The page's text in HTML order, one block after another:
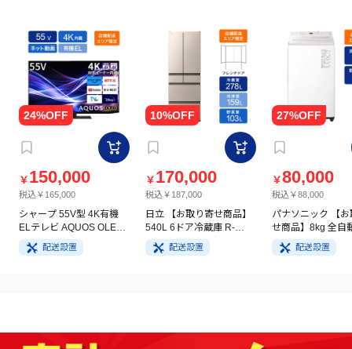
￥ 150,000
税込￥165,000
シャープ 55V型 4K有機
ELテレビ AQUOS OLED
4T-C55GQ3
配送設置
￥ 170,000
税込￥187,000
日立 【お取り寄せ商品】
540L 6ドア冷蔵庫 R-
HW54V(N) ライトゴール
ド
配送設置
￥80,000
税込￥88,000
パナソニック 【お
せ商品】8kg 全自
洗濯機 NA-
イト
配送設置